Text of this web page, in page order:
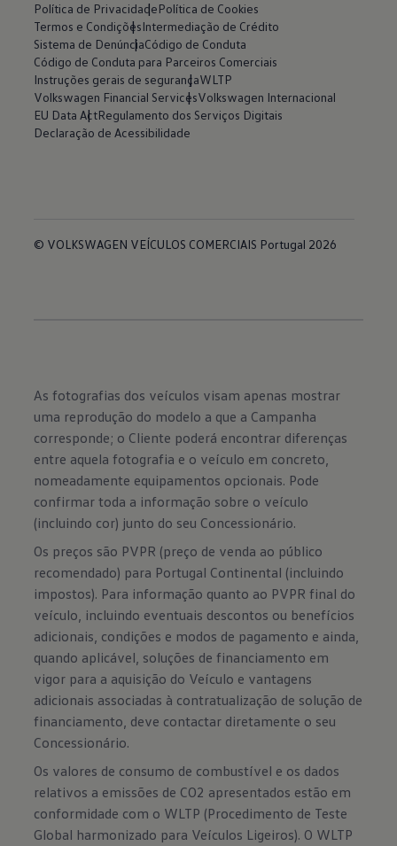
Política de PrivacidadePolítica de Cookies
Termos e CondiçõesIntermediação de Crédito
Sistema de DenúnciaCódigo de Conduta
Código de Conduta para Parceiros Comerciais
Instruções gerais de segurançaWLTP
Volkswagen Financial ServicesVolkswagen Internacional
EU Data ActRegulamento dos Serviços Digitais
Declaração de Acessibilidade
© VOLKSWAGEN VEÍCULOS COMERCIAIS Portugal 2026
As fotografias dos veículos visam apenas mostrar
uma reprodução do modelo a que a Campanha
corresponde; o Cliente poderá encontrar diferenças
entre aquela fotografia e o veículo em concreto,
nomeadamente equipamentos opcionais. Pode
confirmar toda a informação sobre o veículo
(incluindo cor) junto do seu Concessionário.
Os preços são PVPR (preço de venda ao público
recomendado) para Portugal Continental (incluindo
impostos). Para informação quanto ao PVPR final do
veículo, incluindo eventuais descontos ou benefícios
adicionais, condições e modos de pagamento e ainda,
quando aplicável, soluções de financiamento em
vigor para a aquisição do Veículo e vantagens
adicionais associadas à contratualização de solução de
financiamento, deve contactar diretamente o seu
Concessionário.
Os valores de consumo de combustível e os dados
relativos a emissões de CO2 apresentados estão em
conformidade com o WLTP (Procedimento de Teste
Global harmonizado para Veículos Ligeiros). O WLTP